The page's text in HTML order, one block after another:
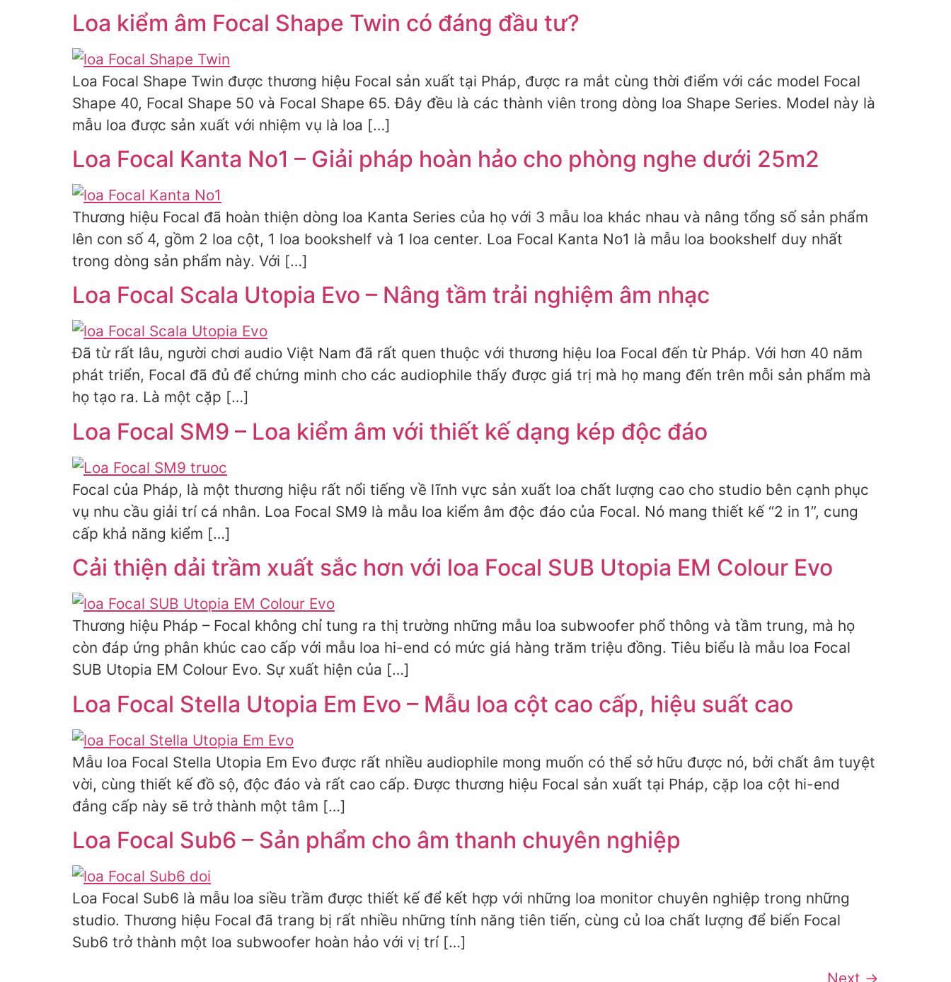
Loa kiểm âm Focal Shape Twin có đáng đầu tư?
Loa Focal Shape Twin được thương hiệu Focal sản xuất tại Pháp, được ra mắt cùng thời điểm với các model Focal
Shape 40, Focal Shape 50 và Focal Shape 65. Đây đều là các thành viên trong dòng loa Shape Series. Model này là
mẫu loa được sản xuất với nhiệm vụ là loa […]
Loa Focal Kanta No1 – Giải pháp hoàn hảo cho phòng nghe dưới 25m2
Thương hiệu Focal đã hoàn thiện dòng loa Kanta Series của họ với 3 mẫu loa khác nhau và nâng tổng số sản phẩm
lên con số 4, gồm 2 loa cột, 1 loa bookshelf và 1 loa center. Loa Focal Kanta No1 là mẫu loa bookshelf duy nhất
trong dòng sản phẩm này. Với […]
Loa Focal Scala Utopia Evo – Nâng tầm trải nghiệm âm nhạc
Đã từ rất lâu, người chơi audio Việt Nam đã rất quen thuộc với thương hiệu loa Focal đến từ Pháp. Với hơn 40 năm
phát triển, Focal đã đủ để chứng minh cho các audiophile thấy được giá trị mà họ mang đến trên mỗi sản phẩm mà
họ tạo ra. Là một cặp […]
Loa Focal SM9 – Loa kiểm âm với thiết kế dạng kép độc đáo
Focal của Pháp, là một thương hiệu rất nổi tiếng về lĩnh vực sản xuất loa chất lượng cao cho studio bên cạnh phục
vụ nhu cầu giải trí cá nhân. Loa Focal SM9 là mẫu loa kiểm âm độc đáo của Focal. Nó mang thiết kế “2 in 1”, cung
cấp khả năng kiểm […]
Cải thiện dải trầm xuất sắc hơn với loa Focal SUB Utopia EM Colour Evo
Thương hiệu Pháp – Focal không chỉ tung ra thị trường những mẫu loa subwoofer phổ thông và tầm trung, mà họ
còn đáp ứng phân khúc cao cấp với mẫu loa hi-end có mức giá hàng trăm triệu đồng. Tiêu biểu là mẫu loa Focal
SUB Utopia EM Colour Evo. Sự xuất hiện của […]
Loa Focal Stella Utopia Em Evo – Mẫu loa cột cao cấp, hiệu suất cao
Mẫu loa Focal Stella Utopia Em Evo được rất nhiều audiophile mong muốn có thể sở hữu được nó, bởi chất âm tuyệt
vời, cùng thiết kế đồ sộ, độc đáo và rất cao cấp. Được thương hiệu Focal sản xuất tại Pháp, cặp loa cột hi-end
đẳng cấp này sẽ trở thành một tâm […]
Loa Focal Sub6 – Sản phẩm cho âm thanh chuyên nghiệp
Loa Focal Sub6 là mẫu loa siều trầm được thiết kế để kết hợp với những loa monitor chuyên nghiệp trong những
studio. Thương hiệu Focal đã trang bị rất nhiều những tính năng tiên tiến, cùng củ loa chất lượng để biến Focal
Sub6 trở thành một loa subwoofer hoàn hảo với vị trí […]
Next →